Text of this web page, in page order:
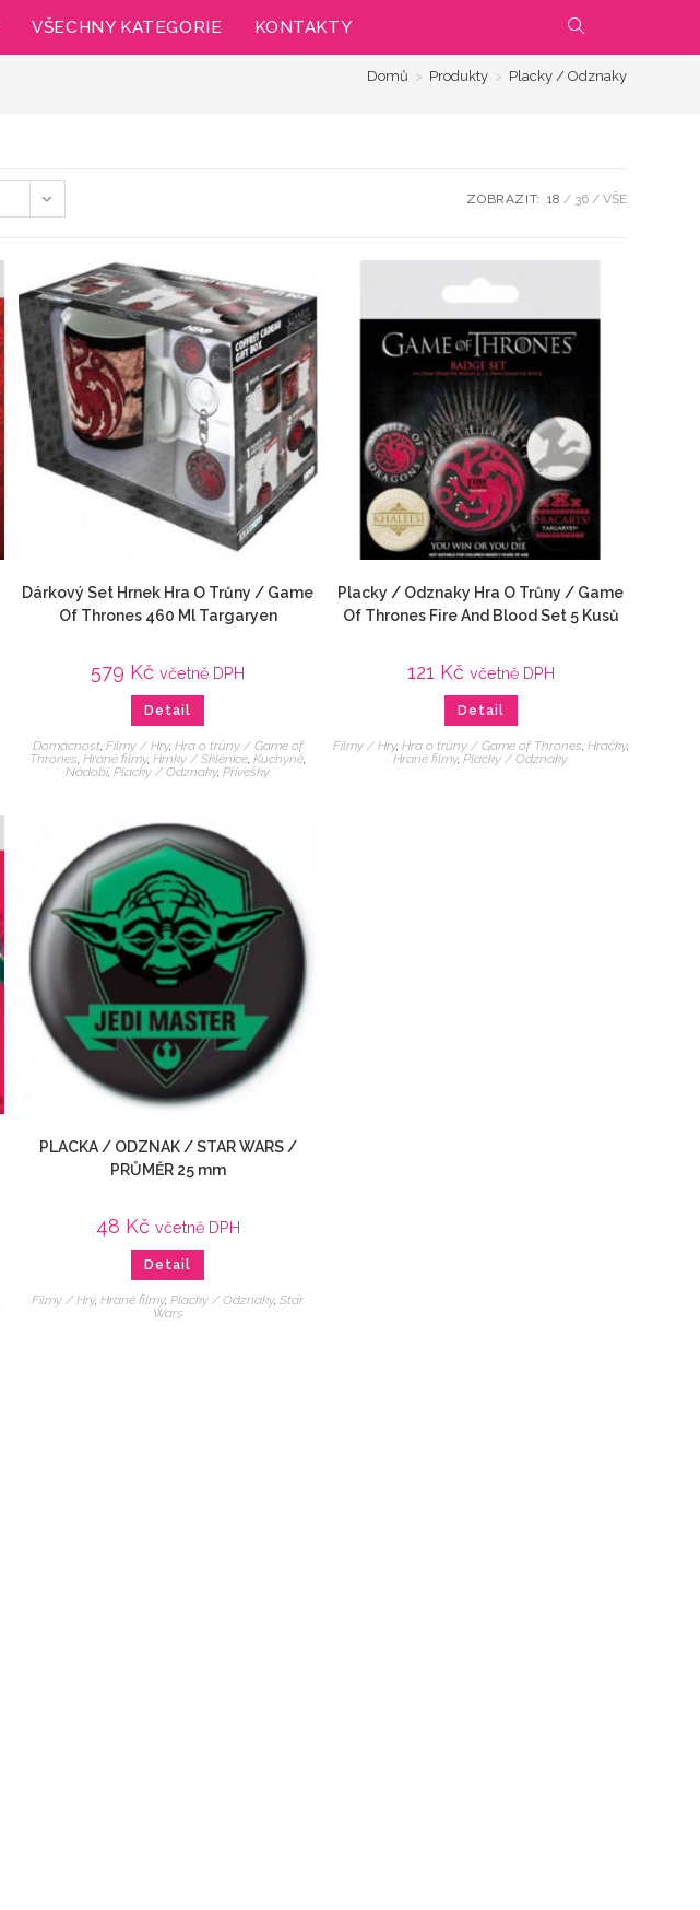
VŠECHNY KATEGORIE KONTAKTY PŘEPNOUT
VYHLEDÁVÁNÍ
WEBU
Domů > Produkty > Placky / Odznaky
ZOBRAZIT: 18 36 VŠE
Dárkový Set Hrnek Hra O Trůny / Game
Of Thrones 460 Ml Targaryen
579 Kč včetně DPH
Detail
Domácnost, Filmy / Hry, Hra o trůny / Game of
Thrones,Hrané filmy,Hrnky / Sklenice,Kuchyně,
Nádobí,Placky / Odznaky,Přívešky
Placky / Odznaky Hra O Trůny / Game
Of Thrones Fire And Blood Set 5 Kusů
121 Kč včetně DPH
Detail
Filmy / Hry, Hra o trůny / Game of Thrones, Hračky,
Hrané filmy,Placky / Odznaky
PLACKA / ODZNAK / STAR WARS /
PRŮMĚR 25 mm
48 Kč včetně DPH
Detail
Filmy / Hry,Hrané filmy,Placky / Odznaky,Star
Wars